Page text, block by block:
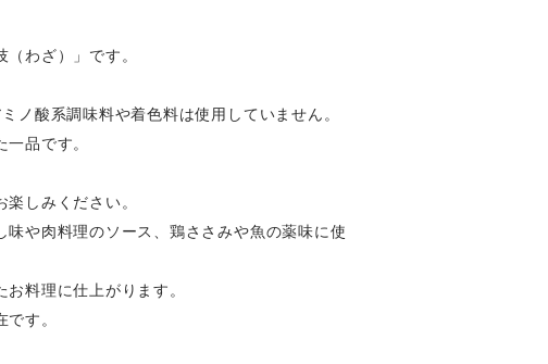
わざ）」です。
ノ酸系調味料や着色料は使用していません。
品です。
しみください。
や肉料理のソース、鶏ささみや魚の薬味に使
料理に仕上がります。
す。